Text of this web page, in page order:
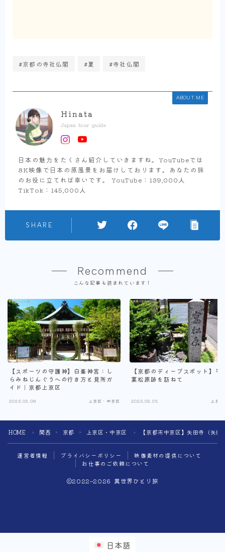
#京都の寺社仏閣 #夏 #寺社仏閣
ABOUT ME
Hinata
Japan tour guide
日本の魅力をたくさん紹介していきますね。YouTubeでは
8K映像で日本の原風景をお届けしております。あなたの旅
のお役に立てれば幸いです。 YouTube：139,000人
TikTok：145,000人
SHARE
Recommend
こんな記事も読まれています！
【スポーツの守護神】白峯神宮：し
らみねじんぐうへの行き方と見所ガ
イド｜京都上京区
2023.03.08 上京区・中京区
【京都のディープスポット】平
宴松原跡を訪ねて
2023.03.05 上京
HOME ＞ 関西 ＞ 京都 ＞ 上京区・中京区 ＞ 【京都市中京区】矢田寺（矢
運営者情報 プライバシーポリシー
映像素材の提供について
お仕事のご依頼について
2022–2026 異世界ひとり旅
日本語